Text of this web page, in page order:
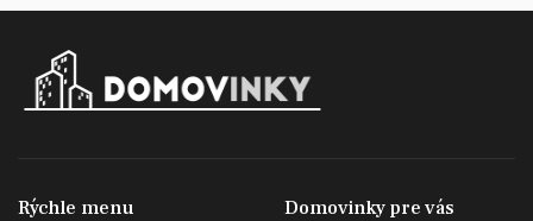
Rýchle menu
Domovinky pre vás